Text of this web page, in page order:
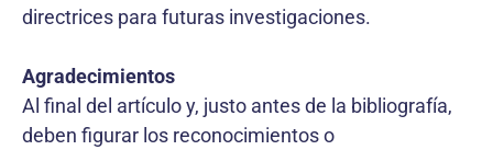
directrices para futuras investigaciones.
Agradecimientos
Al final del artículo y, justo antes de la bibliografía,
deben figurar los reconocimientos o